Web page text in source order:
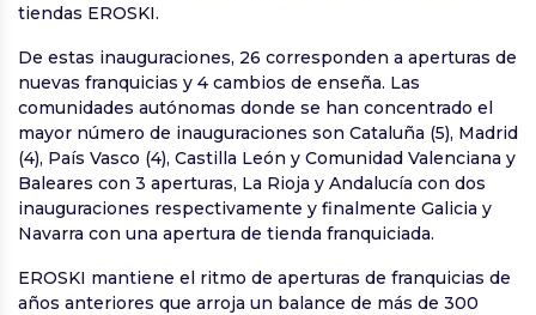
tiendas EROSKI.
De estas inauguraciones, 26 corresponden a aperturas de
nuevas franquicias y 4 cambios de enseña. Las
comunidades autónomas donde se han concentrado el
mayor número de inauguraciones son Cataluña (5), Madrid
(4), País Vasco (4), Castilla León y Comunidad Valenciana y
Baleares con 3 aperturas, La Rioja y Andalucía con dos
inauguraciones respectivamente y finalmente Galicia y
Navarra con una apertura de tienda franquiciada.
EROSKI mantiene el ritmo de aperturas de franquicias de
años anteriores que arroja un balance de más de 300